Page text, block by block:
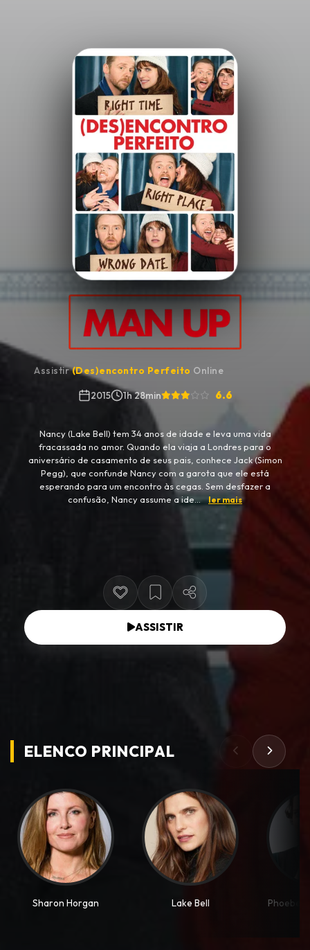
Minha Lista
Pesquisar
Assistir(Des)encontro Perfeito Online
2015
1h 28min 6.6
Nancy (Lake Bell) tem 34 anos de idade e leva uma vida
fracassada no amor. Quando ela viaja a Londres para o
aniversário de casamento de seus pais, conhece Jack (Simon
Pegg), que confunde Nancy com a garota que ele está
esperando para um encontro às cegas. Sem desfazer a
confusão, Nancy assume a ide... ler mais
ASSISTIR
ELENCO PRINCIPAL
Sharon Horgan Lake Bell Phoebe